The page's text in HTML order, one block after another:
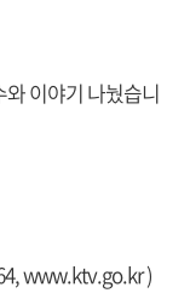
이야기 나눴습니
www.ktv.go.kr)